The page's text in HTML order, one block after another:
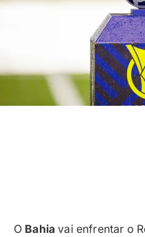
O Bahia vai enfrentar o